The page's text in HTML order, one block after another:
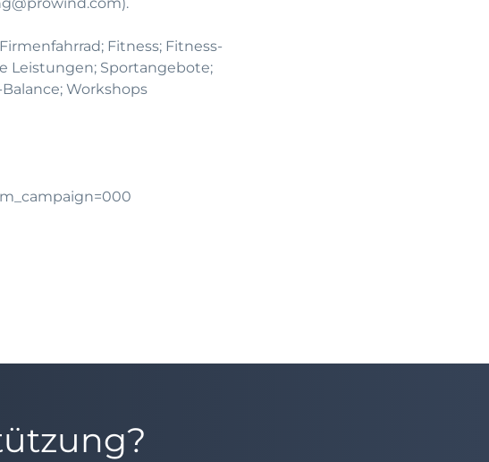
Fitness; Fitness-
Leistungen; Sportangebote;
Workshops